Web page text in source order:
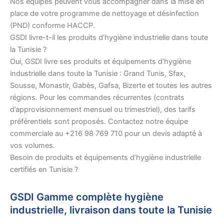
place de votre programme de nettoyage et désinfection
(PND) conforme HACCP.
GSDI livre-t-il les produits d’hygiène industrielle dans toute
la Tunisie ?
Oui, GSDI livre ses produits et équipements d’hygiène
industrielle dans toute la Tunisie : Grand Tunis, Sfax,
Sousse, Monastir, Gabès, Gafsa, Bizerte et toutes les autres
régions. Pour les commandes récurrentes (contrats
d’approvisionnement mensuel ou trimestriel), des tarifs
préférentiels sont proposés. Contactez notre équipe
commerciale au +216 98 769 710 pour un devis adapté à
vos volumes.
Besoin de produits et équipements d’hygiène industrielle
certifiés en Tunisie ?
GSDI Gamme complète hygiène
industrielle, livraison dans toute la Tunisie